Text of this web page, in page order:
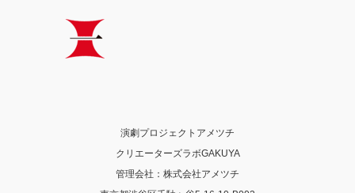
演劇プロジェクトアメツチ
クリエーターズラボGAKUYA
管理会社：株式会社アメツチ